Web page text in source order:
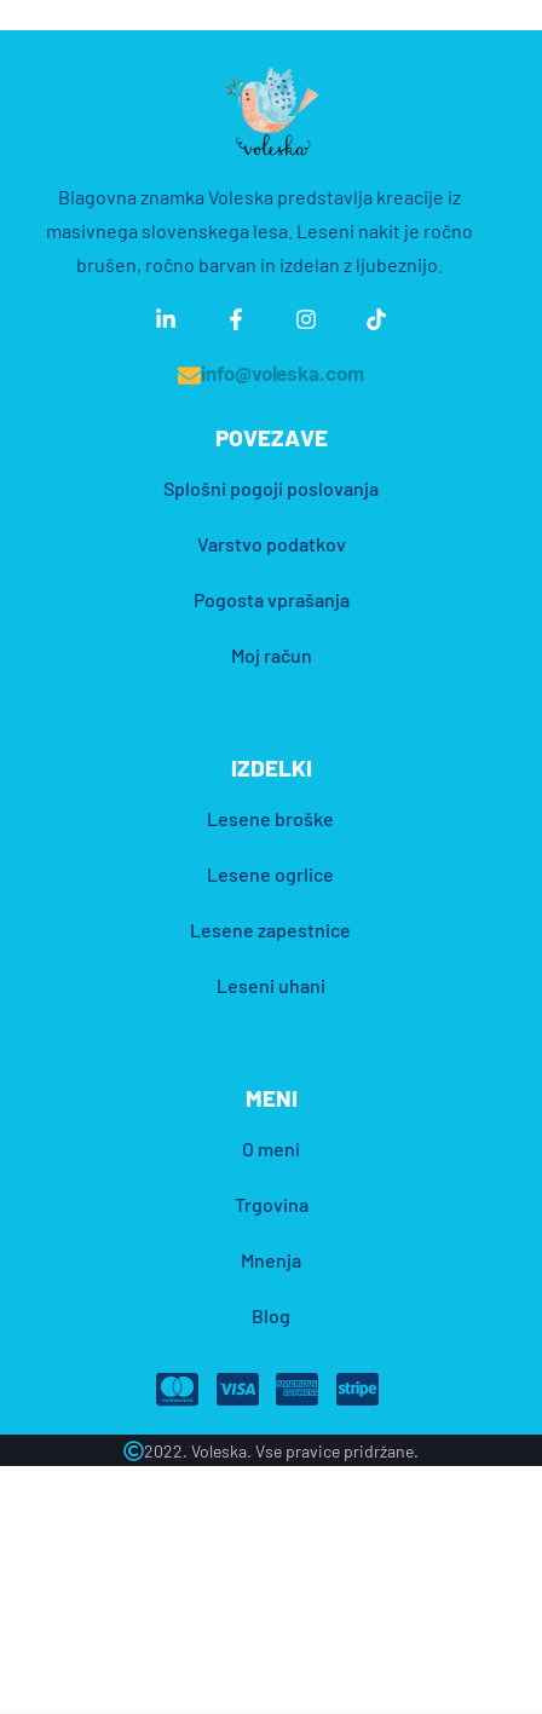
Blagovna znamka Voleska predstavlja kreacije iz
masivnega slovenskega lesa. Leseni nakit je ročno
brušen, ročno barvan in izdelan z ljubeznijo.
info@voleska.com
POVEZAVE
Splošni pogoji poslovanja
Varstvo podatkov
Pogosta vprašanja
Moj račun
IZDELKI
Lesene broške
Lesene ogrlice
Lesene zapestnice
Leseni uhani
MENI
O meni
Trgovina
Mnenja
Blog
2022. Voleska. Vse pravice pridržane.